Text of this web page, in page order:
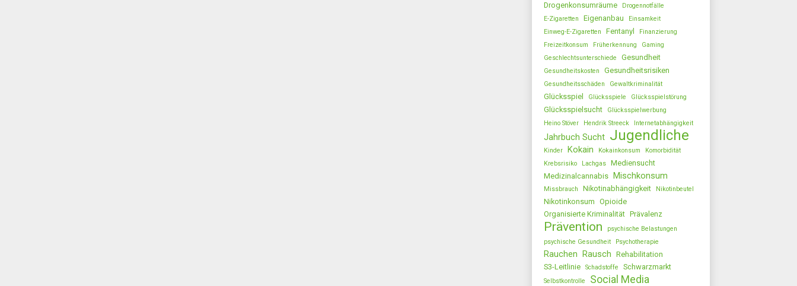
Drogenkonsumräume
Drogennotfälle
E-Zigaretten
Eigenanbau
Einsamkeit
Einweg-E-Zigaretten
Fentanyl
Finanzierung
Freizeitkonsum
Früherkennung
Gaming
Geschlechtsunterschiede
Gesundheit
Gesundheitskosten Gesundheitsrisiken
Gesundheitsschäden Gewaltkriminalität
Glücksspiel Glücksspiele Glücksspielstörung
Glücksspielsucht
Glücksspielwerbung
Heino Stöver
Hendrik Streeck Internetabhängigkeit
Jahrbuch Sucht Jugendliche
Kinder Kokain Kokainkonsum
Komorbidität
Krebsrisiko
Lachgas
Mediensucht
Medizinalcannabis Mischkonsum
Missbrauch Nikotinabhängigkeit Nikotinbeutel
Nikotinkonsum Opioide
Organisierte Kriminalität Prävalenz
Prävention
psychische Belastungen
psychische Gesundheit
Psychotherapie
Rauchen Rausch Rehabilitation
S3-Leitlinie
Schadstoffe Schwarzmarkt
Selbstkontrolle Social Media